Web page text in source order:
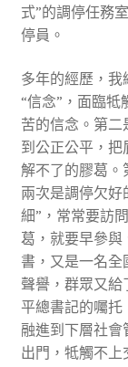
式”的調停任務
停員。
多年的經歷，我
“信念”，面臨
苦的信念。第二
到公正公平，
解不了的膠葛。
兩次是調停欠好
細”，常常要訪
葛，就要早參與
書，又是一名
聲譽，群眾又
平總書記的囑托
融進到下層社會
出門，牴觸不上